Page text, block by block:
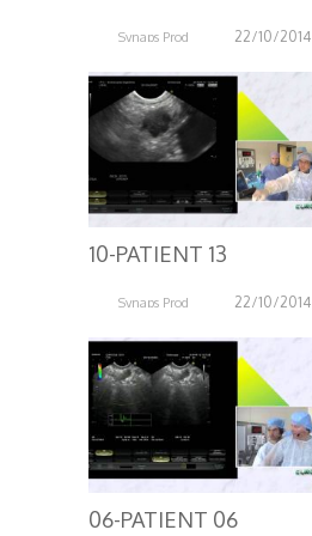
Synaps Prod 22/10/2014
10-PATIENT 13
Synaps Prod 22/10/2014
06-PATIENT 06